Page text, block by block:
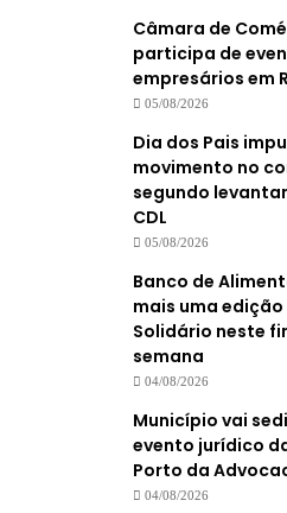
Câmara de
participa de
empresários em
05/08/2026
Dia dos Pais
movimento no
segundo
CDL
05/08/2026
Banco de
mais uma
Solidário neste
semana
04/08/2026
Município vai
evento jurídico
Porto da
04/08/2026